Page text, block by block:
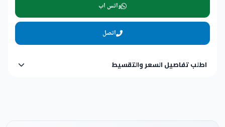
واتس اب
اتصل
اطلب تفاصيل السعر والتقسيط